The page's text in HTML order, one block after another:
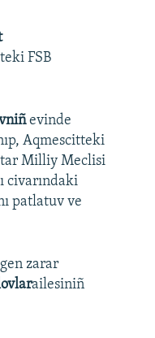
FSB
evinde
Aqmescitteki
Milliy Meclisi
civarındaki
patlatuv ve
zarar
ailesiniñ